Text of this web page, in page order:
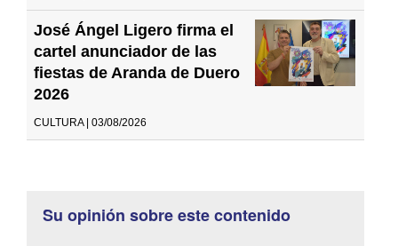
José Ángel Ligero firma el
cartel anunciador de las
fiestas de Aranda de Duero
2026
CULTURA | 03/08/2026
Su opinión sobre este contenido